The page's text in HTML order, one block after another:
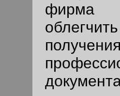
фирма